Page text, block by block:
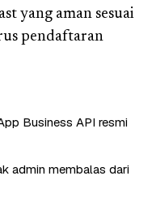
yang aman sesuai
pendaftaran
Business API resmi
admin membalas dari